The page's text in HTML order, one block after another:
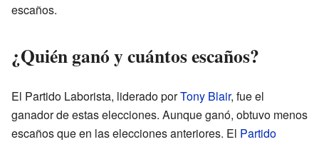
escaños.
¿Quién ganó y cuántos escaños?
El Partido Laborista, liderado porTony Blair, fue el
ganador de estas elecciones. Aunque ganó, obtuvo menos
escaños que en las elecciones anteriores. El Partido